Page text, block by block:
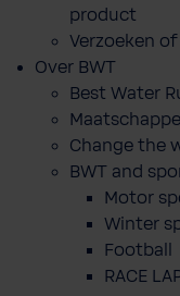
product
Verzoeken
Over BWT
Best Water
Change the
BWT and
Motor
Winter
Football
RACE